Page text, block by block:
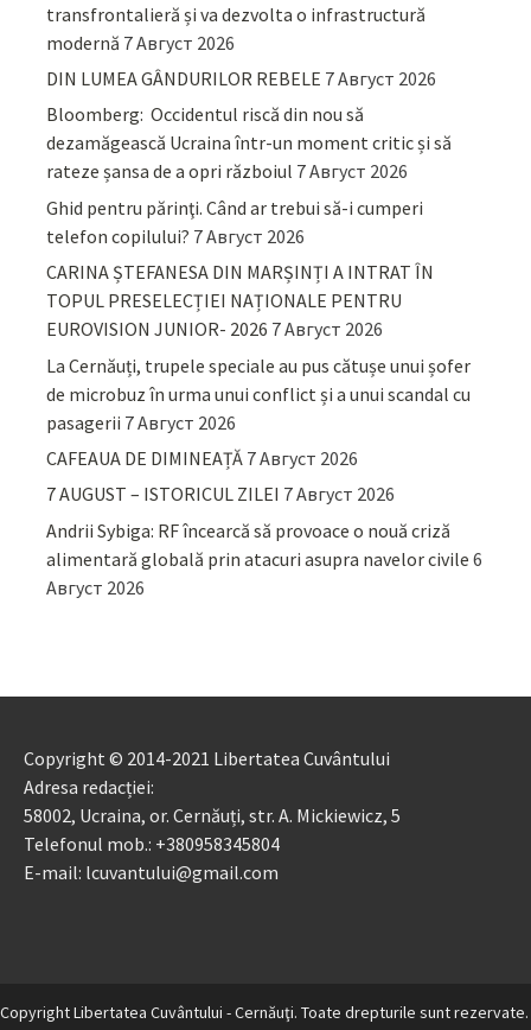
transfrontalieră și va dezvolta o infrastructură
modernă 7 Август 2026
DIN LUMEA GÂNDURILOR REBELE 7 Август 2026
Bloomberg: Occidentul riscă din nou să
dezamăgească Ucraina într-un moment critic și să
rateze șansa de a opri războiul 7 Август 2026
Ghid pentru părinţi. Când ar trebui să-i cumperi
telefon copilului? 7 Август 2026
CARINA ȘTEFANESA DIN MARȘINȚI A INTRAT ÎN
TOPUL PRESELECȚIEI NAȚIONALE PENTRU
EUROVISION JUNIOR- 2026 7 Август 2026
La Cernăuți, trupele speciale au pus cătușe unui șofer
de microbuz în urma unui conflict și a unui scandal cu
pasagerii 7 Август 2026
CAFEAUA DE DIMINEAȚĂ 7 Август 2026
7 AUGUST – ISTORICUL ZILEI 7 Август 2026
Andrii Sybiga: RF încearcă să provoace o nouă criză
alimentară globală prin atacuri asupra navelor civile 6
Август 2026
Copyright © 2014-2021 Libertatea Cuvântului
Adresa redacției:
58002, Ucraina, or. Cernăuți, str. A. Mickiewicz, 5
Telefonul mob.: +380958345804
E-mail: lcuvantului@gmail.com
Copyright Libertatea Cuvântului - Cernăuţi. Toate drepturile sunt rezervate.